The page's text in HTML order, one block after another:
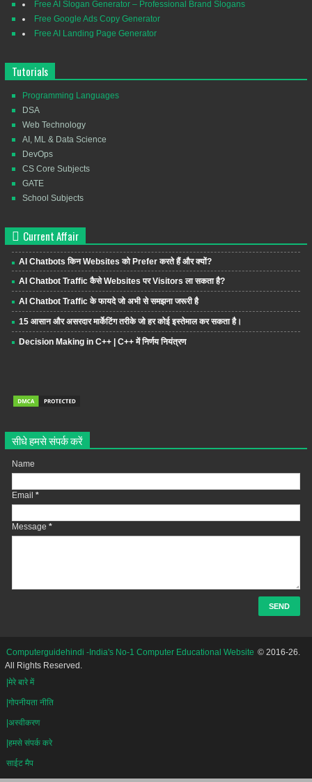
Free AI Slogan Generator – Professional Brand Slogans
Free Google Ads Copy Generator
Free AI Landing Page Generator
Tutorials
Programming Languages
DSA
Web Technology
AI, ML & Data Science
DevOps
CS Core Subjects
GATE
School Subjects
Current Affair
AI Chatbots किन Websites को Prefer करते हैं और क्यों?
AI Chatbot Traffic कैसे Websites पर Visitors ला सकता है?
AI Chatbot Traffic के फायदे जो अभी से समझना जरूरी है
15 आसान और असरदार मार्केटिंग तरीके जो हर कोई इस्तेमाल कर सकता है।
Decision Making in C++ | C++ में निर्णय नियंत्रण
सीधे हमसे संपर्क करें
Name
Email *
Message *
Computerguidehindi -India's No-1 Computer Educational Website © 2016-26.
All Rights Reserved.
|मेरे बारे में
|गोपनीयता नीति
|अस्वीकरण
|हमसे संपर्क करे
साईट मैप